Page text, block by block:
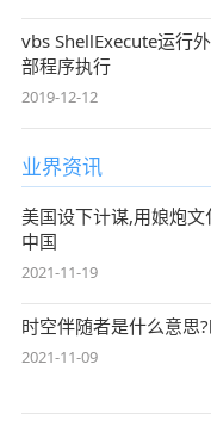
vbs ShellExecute运行
部程序执行
2019-12-12
业界资讯
美国设下计谋,用娘炮
中国
2021-11-19
时空伴随者是什么意思
2021-11-09